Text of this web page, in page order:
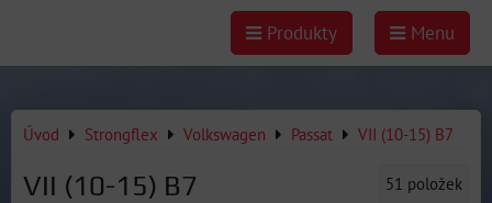
Produkty Menu
Úvod Strongflex Volkswagen Passat VII (10-15) B7
VII (10-15) B7 51 položek